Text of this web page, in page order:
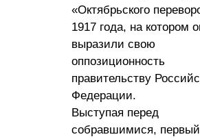
«Октябрьского
1917 года, на котором
выразили свою
оппозиционность
правительству
Федерации.
Выступая перед
собравшимися, первый